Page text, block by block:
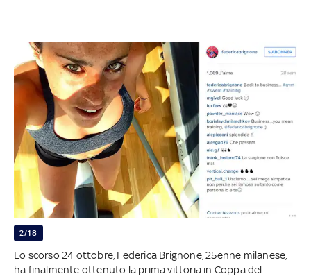
2/18
Lo scorso 24 ottobre, Federica Brignone, 25enne milanese,
ha finalmente ottenuto la prima vittoria in Coppa del